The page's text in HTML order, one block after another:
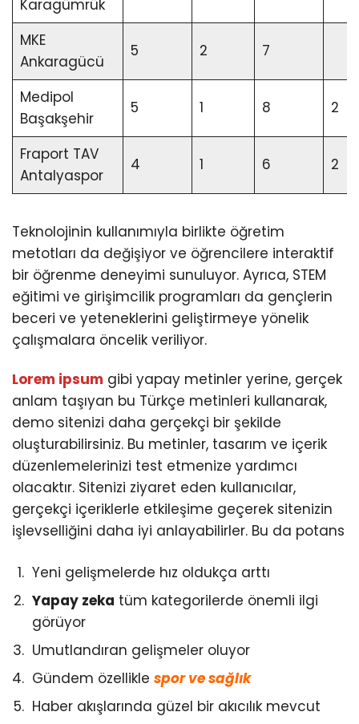
Karagümrük
MKE
Ankaragücü
5 2 7
Medipol
Başakşehir
5 1 8 2
Fraport TAV
Antalyaspor
4 1 6 2
Teknolojinin kullanımıyla birlikte öğretim
metotları da değişiyor ve öğrencilere interaktif
bir öğrenme deneyimi sunuluyor. Ayrıca, STEM
eğitimi ve girişimcilik programları da gençlerin
beceri ve yeteneklerini geliştirmeye yönelik
çalışmalara öncelik veriliyor.
Lorem ipsum gibi yapay metinler yerine, gerçek
anlam taşıyan bu Türkçe metinleri kullanarak,
demo sitenizi daha gerçekçi bir şekilde
oluşturabilirsiniz. Bu metinler, tasarım ve içerik
düzenlemelerinizi test etmenize yardımcı
olacaktır. Sitenizi ziyaret eden kullanıcılar,
gerçekçi içeriklerle etkileşime geçerek sitenizin
işlevselliğini daha iyi anlayabilirler. Bu da potans
Yeni gelişmelerde hız oldukça arttı
Yapay zeka tüm kategorilerde önemli ilgi
görüyor
Umutlandıran gelişmeler oluyor
Gündem özellikle spor ve sağlık
Haber akışlarında güzel bir akıcılık mevcut